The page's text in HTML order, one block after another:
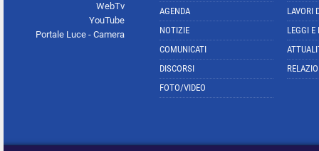
WebTv
YouTube
Portale Luce - Camera
AGENDA
NOTIZIE
COMUNICATI
DISCORSI
FOTO/VIDEO
LAVORI
LEGGI E